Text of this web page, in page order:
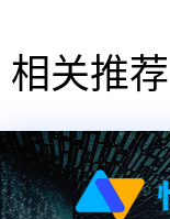
相关推荐